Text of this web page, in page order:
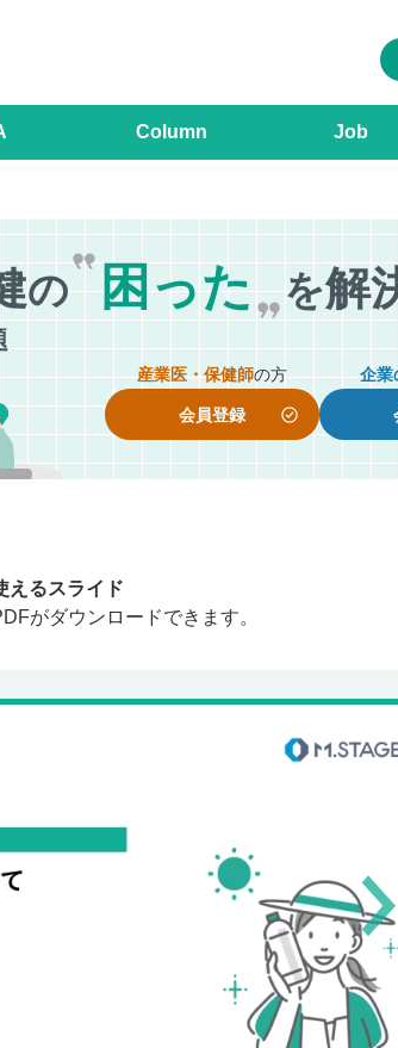
Column Job
の 困った を解
産業医・保健師の方
会員登録
企業
えるスライド
がダウンロードできます。